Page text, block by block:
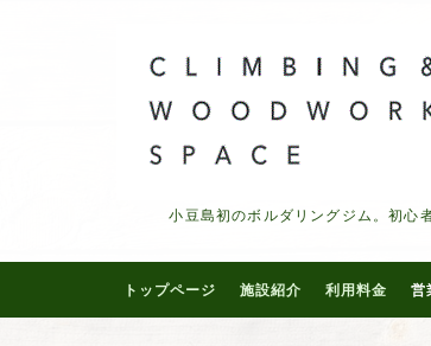
小豆島初のボルダリングジム。初心
トップページ 施設紹介 利用料金 営